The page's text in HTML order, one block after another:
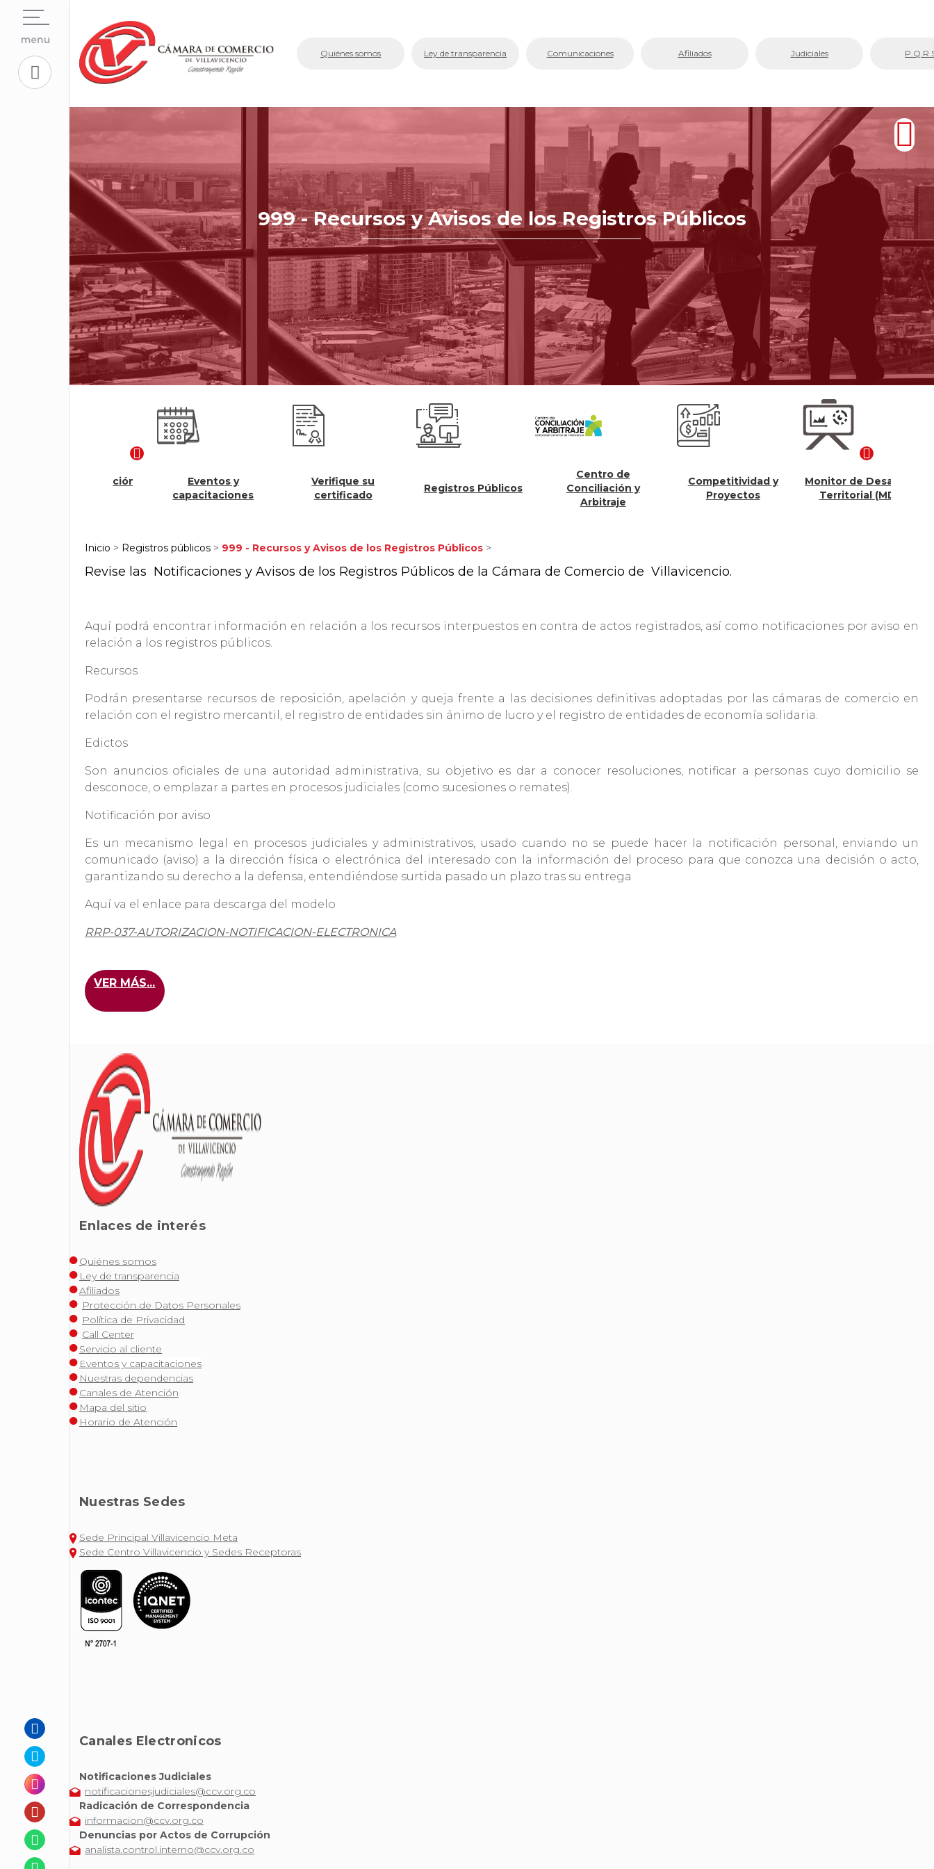
La Cámara
Servicios En Línea.
Open submenu (Competitividad y Proyectos)
Trabaje con Nosotros
Open submenu (Aplicativos Corporativos.)
Aplicativos Corporativos.
Eventos y
capacitaciones
Verifique su
certificado
Registros Públicos
Centro de
Conciliación y
Arbitraje
Competitividad y
Proyectos
Monitor de Desarrollo
Territorial (MDT)
Inicio > Registros públicos > 999 - Recursos y Avisos de los Registros Públicos >
999 - Recursos y Avisos de los Registros Públicos
Revise las Notificaciones y Avisos de los Registros Públicos de la Cámara de Comercio de Villavicencio.
Aquí podrá encontrar información en relación a los recursos interpuestos en contra de actos registrados, así como notificaciones por aviso en
relación a los registros públicos.
Recursos
Podrán presentarse recursos de reposición, apelación y queja frente a las decisiones definitivas adoptadas por las cámaras de comercio en
relación con el registro mercantil, el registro de entidades sin ánimo de lucro y el registro de entidades de economía solidaria.
Edictos
Son anuncios oficiales de una autoridad administrativa, su objetivo es dar a conocer resoluciones, notificar a personas cuyo domicilio se
desconoce, o emplazar a partes en procesos judiciales (como sucesiones o remates).
Notificación por aviso
Es un mecanismo legal en procesos judiciales y administrativos, usado cuando no se puede hacer la notificación personal, enviando un
comunicado (aviso) a la dirección física o electrónica del interesado con la información del proceso para que conozca una decisión o acto,
garantizando su derecho a la defensa, entendiéndose surtida pasado un plazo tras su entrega
Aquí va el enlace para descarga del modelo
RRP-037-AUTORIZACION-NOTIFICACION-ELECTRONICA
VER MÁS...
Enlaces de interés
Quiénes somos
Ley de transparencia
Afiliados
Protección de Datos Personales
Política de Privacidad
Call Center
Servicio al cliente
Eventos y capacitaciones
Nuestras dependencias
Canales de Atención
Mapa del sitio
Horario de Atención
Nuestras Sedes
Sede Principal Villavicencio Meta
Sede Centro Villavicencio y Sedes Receptoras
Canales Electronicos
Notificaciones Judiciales
notificacionesjudiciales@ccv.org.co
Radicación de Correspondencia
informacion@ccv.org.co
Denuncias por Actos de Corrupción
analista.control.interno@ccv.org.co
Quiénes somos Ley de transparencia Comunicaciones Afiliados Judiciales